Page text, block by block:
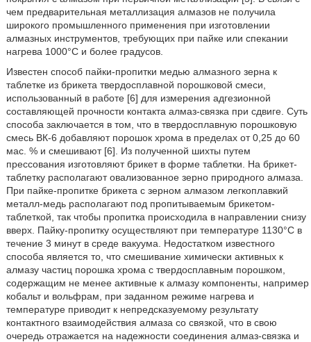
чем предварительная металлизация алмазов не получила
широкого промышленного применения при изготовлении
алмазных инструментов, требующих при пайке или спекании
нагрева 1000°С и более градусов.
Известен способ пайки-пропитки медью алмазного зерна к
таблетке из брикета твердосплавной порошковой смеси,
использованный в работе [6] для измерения адгезионной
составляющей прочности контакта алмаз-связка при сдвиге. Суть
способа заключается в том, что в твердосплавную порошковую
смесь ВК-6 добавляют порошок хрома в пределах от 0,25 до 60
мас. % и смешивают [6]. Из полученной шихты путем
прессования изготовляют брикет в форме таблетки. На брикет-
таблетку располагают овализованное зерно природного алмаза.
При пайке-пропитке брикета с зерном алмазом легкоплавкий
металл-медь располагают под пропитываемым брикетом-
таблеткой, так чтобы пропитка происходила в направлении снизу
вверх. Пайку-пропитку осуществляют при температуре 1130°С в
течение 3 минут в среде вакуума. Недостатком известного
способа является то, что смешивание химически активных к
алмазу частиц порошка хрома с твердосплавным порошком,
содержащим не менее активные к алмазу компоненты, например
кобальт и вольфрам, при заданном режиме нагрева и
температуре приводит к непредсказуемому результату
контактного взаимодействия алмаза со связкой, что в свою
очередь отражается на надежности соединения алмаз-связка и